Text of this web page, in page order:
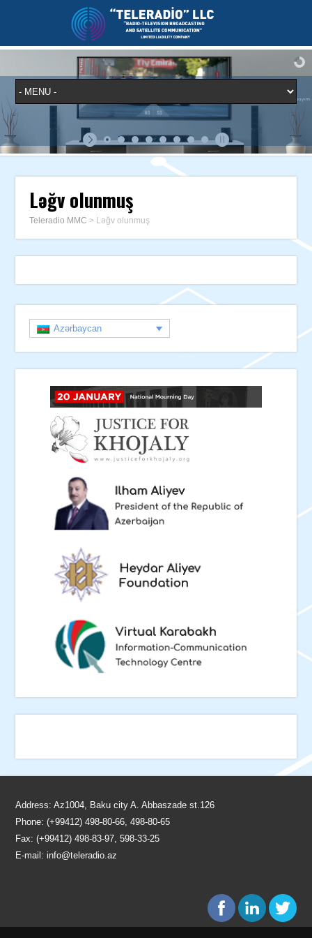
Ləğv olunmuş
Teleradio MMC > Ləğv olunmuş
Azərbaycan
Address: Az1004, Baku city A. Abbaszade st.126
Phone: (+99412) 498-80-66, 498-80-65
Fax: (+99412) 498-83-97, 598-33-25
E-mail:info@teleradio.az